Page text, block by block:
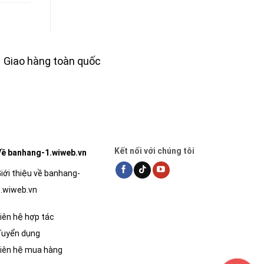
Giao hàng toàn quốc
banhang-1.wiweb.vn
thiệu về banhang-
hệ hợp tác
dụng
hệ mua hàng
Kết nối với chúng tôi